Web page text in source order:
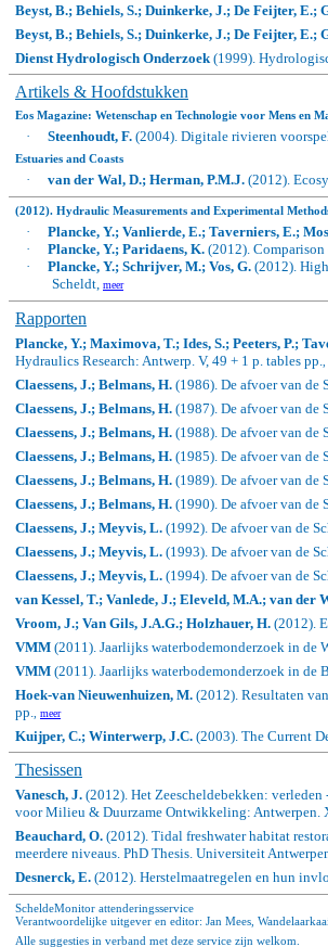
Beyst, B.; Behiels, S.; Duinkerke, J.; De Feijter, E.;
Beyst, B.; Behiels, S.; Duinkerke, J.; De Feijter, E.;
Dienst Hydrologisch Onderzoek (1999).
Artikels & Hoofdstukken
Eos Magazine: Wetenschap en Technologie voor Mens en
· Steenhoudt, F. (2004). Digitale rivieren
Estuaries and Coasts
· van der Wal, D.; Herman, P.M.J. (2012).
(2012). Hydraulic Measurements and Experimental
· Plancke, Y.; Vanlierde, E.; Taverniers, E.;
· Plancke, Y.; Paridaens, K. (2012).
· Plancke, Y.; Schrijver, M.; Vos, G. (2012).
Scheldt, meer
Rapporten
Plancke, Y.; Maximova, T.; Ides, S.; Peeters, P.;
Hydraulics Research: Antwerp. V, 49 + 1 p. tables pp.
Claessens, J.; Belmans, H. (1986). De afvoer van de
Claessens, J.; Belmans, H. (1987). De afvoer van de
Claessens, J.; Belmans, H. (1988). De afvoer van de
Claessens, J.; Belmans, H. (1985). De afvoer van de
Claessens, J.; Belmans, H. (1989). De afvoer van de
Claessens, J.; Belmans, H. (1990). De afvoer van de
Claessens, J.; Meyvis, L. (1992). De afvoer van de
Claessens, J.; Meyvis, L. (1993). De afvoer van de
Claessens, J.; Meyvis, L. (1994). De afvoer van de
van Kessel, T.; Vanlede, J.; Eleveld, M.A.; van der
Vroom, J.; Van Gils, J.A.G.; Holzhauer, H. (2012).
VMM (2011). Jaarlijks waterbodemonderzoek in de
VMM (2011). Jaarlijks waterbodemonderzoek in de
Hoek-van Nieuwenhuizen, M. (2012). Resultaten
pp.
meer
Kuijper, C.; Winterwerp, J.C. (2003). The Current
Thesissen
Vanesch, J. (2012). Het Zeescheldebekken:
voor Milieu & Duurzame Ontwikkeling: Antwerpen.
Beauchard, O. (2012). Tidal freshwater habitat
meerdere niveaus. PhD Thesis. Universiteit
Desnerck, E. (2012). Herstelmaatregelen en hun
ScheldeMonitor attenderingsservice
Verantwoordelijke uitgever en editor: Jan Mees,
Alle suggesties in verband met deze service zijn welkom.